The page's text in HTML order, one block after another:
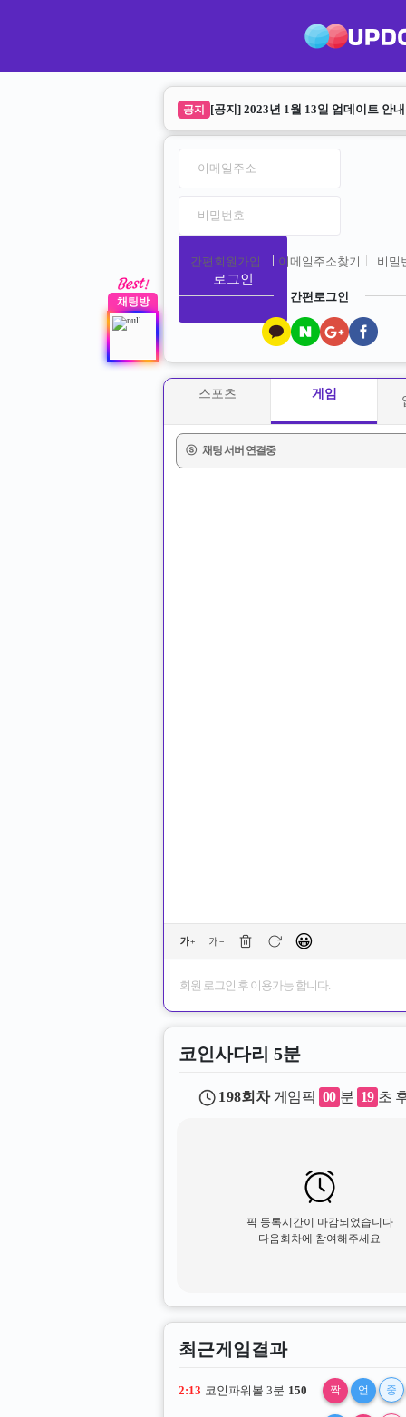
공지 [공지] 2023년 1월 13일 업데이트 안내
로그인
간편회원가입 이메일주소찾기 비밀
간편로그인
스포츠 게임
ⓢ 채팅 서버 연결중
😀
회원 로그인 후 이용가능 합니다.
코인사다리 5분
198회차게임픽 00 분 18 초
픽 등록시간이 마감되었습니다
다음회차에 참여해주세요
최근게임결과
2:12 코인파워볼 3분 150 짝 언 중
채팅방